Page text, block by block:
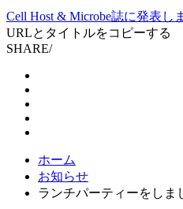
ナ
ビ
ゲ
Cell Host & Microbe誌に発表し
URLとタイトルをコピーする
SHARE/
ホーム
お知らせ
ランチパーティーをしま